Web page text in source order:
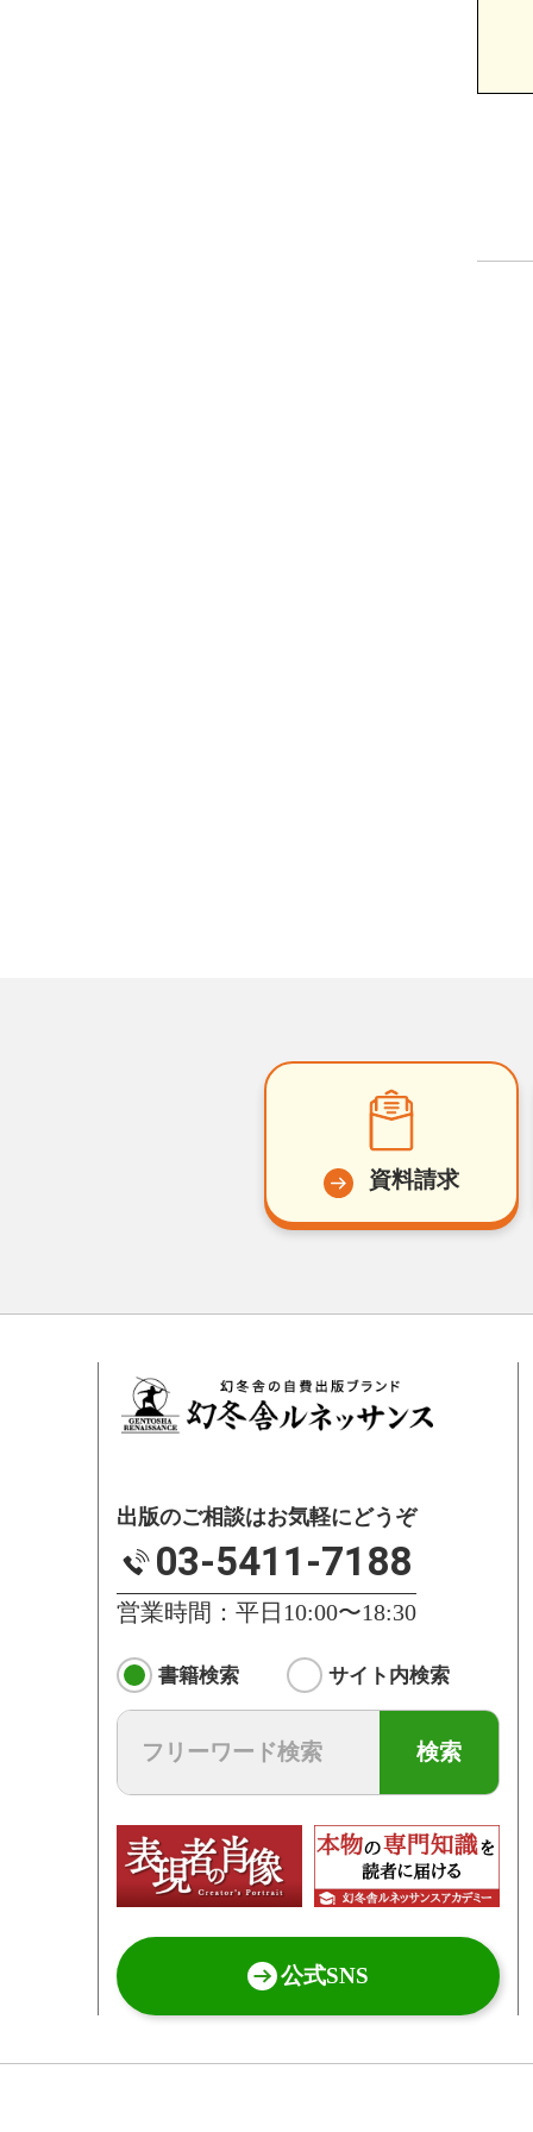
資料請求
出版のご相談はお気軽にどうぞ
03-5411-7188
営業時間：平日10:00〜18:30
書籍検索 サイト内検索
検索
公式SNS